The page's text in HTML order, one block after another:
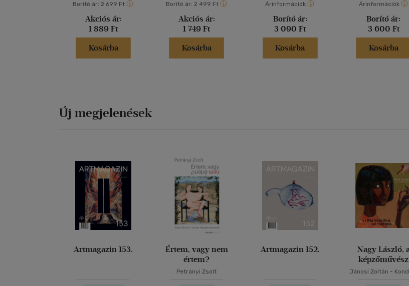
Borító ár: 2 699 Ft
Akciós ár:
1 889 Ft
Kosárba
Borító ár: 2 499 Ft
Akciós ár:
1 749 Ft
Kosárba
Árinformációk
Borító ár:
3 090 Ft
Kosárba
Árinformációk
Borító ár:
3 600 Ft
Kosárba
Új megjelenések
Artmagazin 153.
Értem, vagy nem
értem?
Petrányi Zsolt
Artmagazin 152.
Nagy László,
képzőművész
Jánosi Zoltán -